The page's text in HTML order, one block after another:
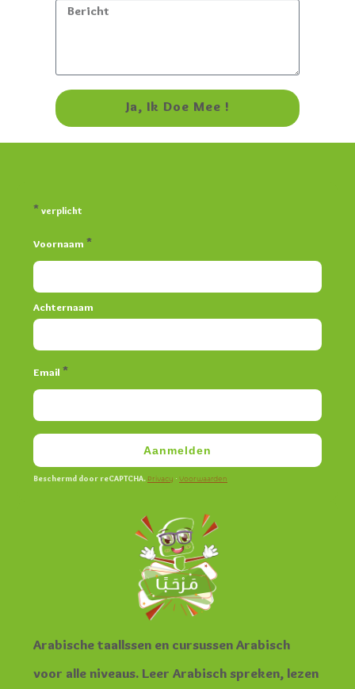
Ja, Ik Doe Mee​ !
*verplicht
Voornaam *
Achternaam
Email *
Aanmelden
Beschermd door reCAPTCHA. Privacy · Voorwaarden
Arabische taallssen en cursussen Arabisch
voor alle niveaus. Leer Arabisch spreken, lezen